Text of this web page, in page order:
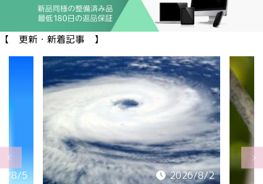
【 更新・新着記事 】
8/5 2026/8/2